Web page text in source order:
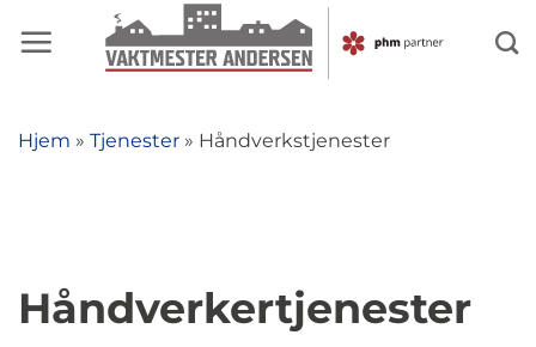
Hjem » Tjenester » Håndverkstjenester
Håndverkertjenester